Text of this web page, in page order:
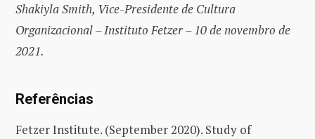
Shakiyla Smith, Vice-Presidente de Cultura
Organizacional – Instituto Fetzer – 10 de novembro de
2021.
Referências
Fetzer Institute. (September 2020). Study of